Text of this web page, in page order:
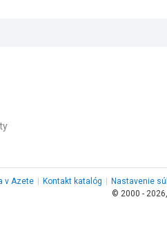
v Azete Kontakt katalóg
Nastavenie
© 2000 - 2026,